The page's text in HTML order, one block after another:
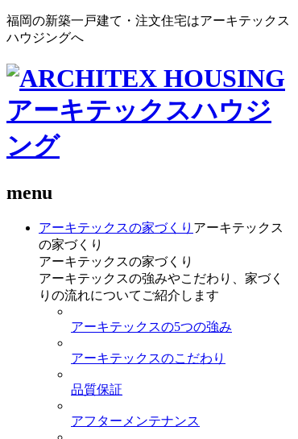
福岡の新築一戸建て・注文住宅はアーキテックス
ハウジングへ
menu
アーキテックスの家づくり アーキテックス
の家づくり
アーキテックスの家づくり
アーキテックスの強みやこだわり、家づく
りの流れについてご紹介します
アーキテックスの5つの強み
アーキテックスのこだわり
品質保証
アフターメンテナンス